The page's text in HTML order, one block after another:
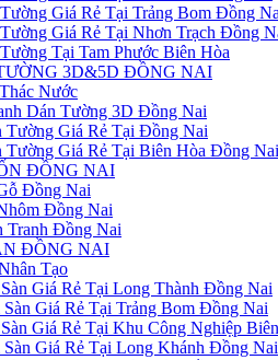
Giá Rẻ Tại Trảng Bom Đồng
Giá Rẻ Tại Nhơn Trạch Đồng
Tại Tam Phước Biên Hòa
3D&5D ĐỒNG NAI
Nước
Dán Tường 3D Đồng Nai
Tường Giá Rẻ Tại Đồng Nai
Tường Giá Rẻ Tại Biên Hòa Đồng Nai
ĐỒNG NAI
Đồng Nai
Đồng Nai
Tranh Đồng Nai
ĐỒNG NAI
Tạo
Giá Rẻ Tại Long Thành Đồng Nai
Sàn Giá Rẻ Tại Trảng Bom Đồng Nai
Giá Rẻ Tại Khu Công Nghiệp
Sàn Giá Rẻ Tại Long Khánh Đồng Nai